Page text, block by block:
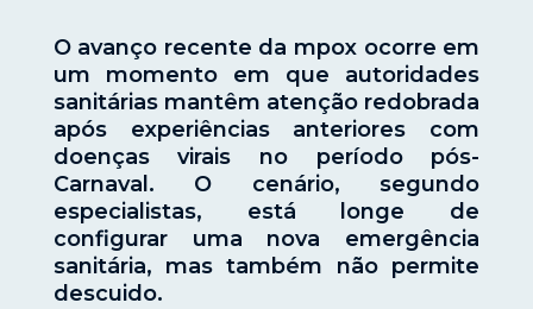
O avanço recente da mpox ocorre em
um momento em que autoridades
sanitárias mantêm atenção redobrada
após experiências anteriores com
doenças virais no período pós-
Carnaval. O cenário, segundo
especialistas, está longe de
configurar uma nova emergência
sanitária, mas também não permite
descuido.